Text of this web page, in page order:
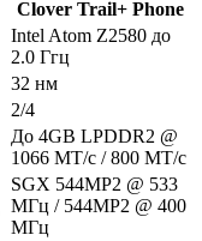
Clover Trail+ Phone
Intel Atom Z2580 до
2.0 Ггц
32 нм
2/4
До 4GB LPDDR2 @
1066 МТ/с / 800 МТ/с
SGX 544MP2 @ 533
МГц / 544MP2 @ 400
МГц